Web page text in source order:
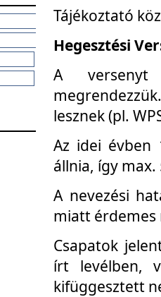
Tájékoztató
Hegesztési
A versenyt
lesznek (pl.
Az idei évben
állnia, így
A nevezési
miatt érdemes
Csapatok
írt levélben,
kifüggesztett